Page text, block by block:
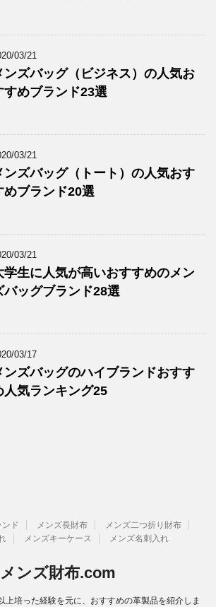
03/21
ンズバッグ（ビジネス）の人気お
すめブランド23選
03/21
ンズバッグ（トート）の人気おす
めブランド20選
03/21
学生に人気が高いおすすめのメン
バッグブランド28選
03/17
ンズバッグのハイブランドおすす
人気ランキング25
ンド メンズ長財布
メンズ二つ折り財布
メンズキーケース メンズ名刺入れ
メンズ財布.com
上培った経験を元に、おすすめの革製品を紹介しま